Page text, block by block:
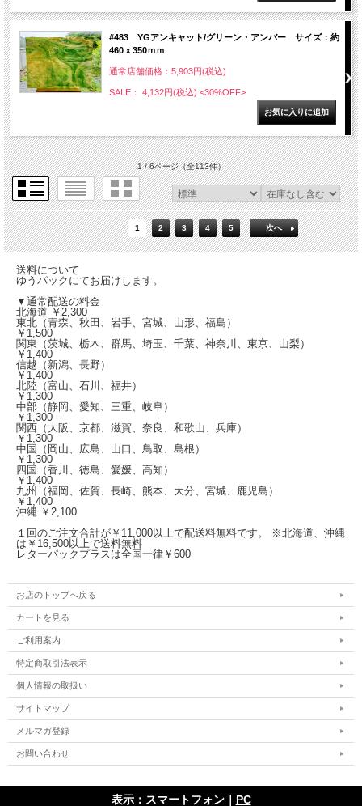
#483 YGアンキャット/グリーン・アンバー サイズ：約
460ｘ350ｍｍ
通常店舗価格：5,903円(税込)
SALE： 4,132円(税込) <30%OFF>
1 / 6ページ（全113件）
1 2 3 4 5 次へ
送料について
ゆうパックにてお届けします。
▼通常配送の料金
北海道 ￥2,300
東北（青森、秋田、岩手、宮城、山形、福島）
￥1,500
関東（茨城、栃木、群馬、埼玉、千葉、神奈川、東京、山梨）
￥1,400
信越（新潟、長野）
￥1,400
北陸（富山、石川、福井）
￥1,300
中部（静岡、愛知、三重、岐阜）
￥1,300
関西（大阪、京都、滋賀、奈良、和歌山、兵庫）
￥1,300
中国（岡山、広島、山口、鳥取、島根）
￥1,300
四国（香川、徳島、愛媛、高知）
￥1,400
九州（福岡、佐賀、長崎、熊本、大分、宮城、鹿児島）
￥1,400
沖縄 ￥2,100
１回のご注文合計が￥11,000以上で配送料無料です。 ※北海道、沖縄
は￥16,500以上で送料無料
レターパックプラスは全国一律￥600
お店のトップへ戻る
カートを見る
ご利用案内
特定商取引法表示
個人情報の取扱い
サイトマップ
メルマガ登録
お問い合わせ
表示：スマートフォン｜ PC